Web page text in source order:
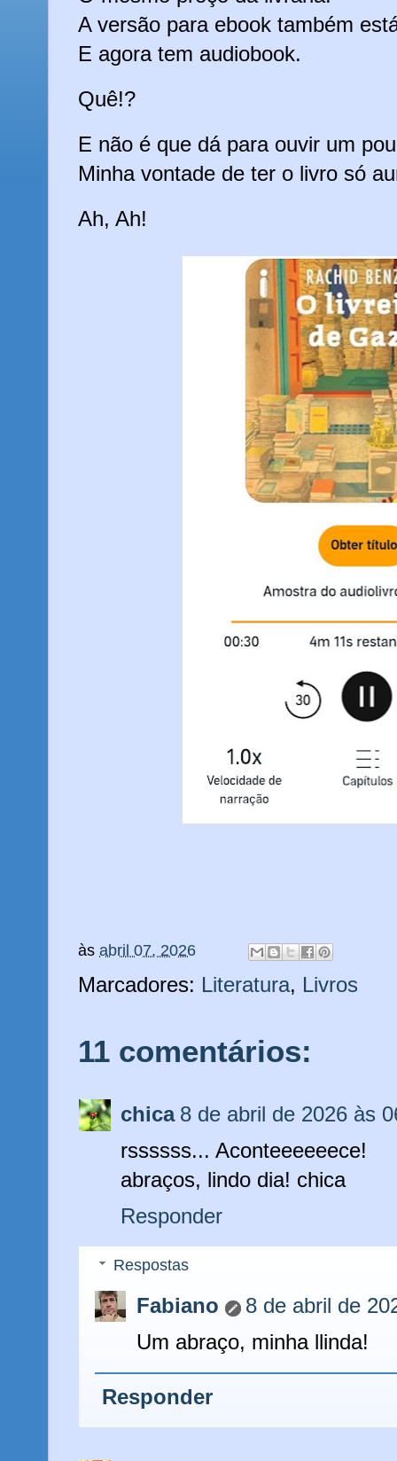
A versão para ebook também
E agora tem audiobook.
Quê!?
E não é que dá para ouvir um
Minha vontade de ter o livro só
Ah, Ah!
àsabril 07, 2026
Marcadores: Literatura, Livros
11 comentários:
chica 8 de abril de 2026 às
rssssss... Aconteeeeeece!
abraços, lindo dia! chica
Responder
Respostas
Fabiano
8 de abril de
Um abraço, minha llinda!
Responder